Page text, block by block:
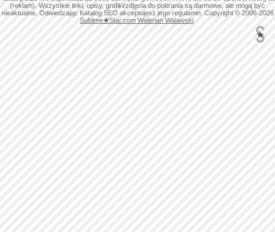
(reklam). Wszystkie linki, opisy, grafiki/zdjęcia do pobrania są darmowe, ale mogą być
nieaktualne. Odwiedzając Katalog SEO akceptujesz jego regulamin. Copyright © 2006-2026
Sublime★Star.com Walerian Walawski